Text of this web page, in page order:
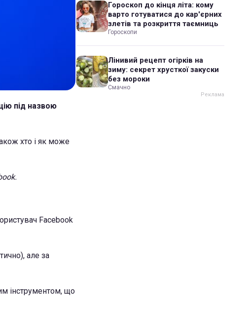
під назвою
хто і як може
Facebook
але за
інструментом, що
Гороскоп до кінця літа: кому
варто готуватися до кар'єрних
злетів та розкриття таємниць
Гороскопи
Лінивий рецепт огірків на
зиму: секрет хрусткої закуски
без мороки
Смачно